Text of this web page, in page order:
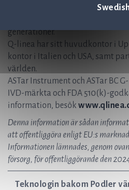
bidrar till en hållbar sjukvård, nu
generationer.
Q-linea har sitt huvudkontor i
kontor i Italien och USA, samt
världen.
ASTar Instrument och ASTar BC
IVD-märkta och FDA 510(k)-
information, besök
Denna information är sådan
att offentliggöra enligt EU:s
Informationen lämnades, genom
försorg, för offentliggörande den
Teknologin bakom Podler